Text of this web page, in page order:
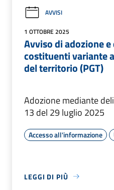
AVVISI
1 OTTOBRE 2025
Avviso di adozione
costituenti variante
del territorio (PGT)
Adozione mediante
13 del 29 luglio 2025
Accesso all'informazione
LEGGI DI PIÙ